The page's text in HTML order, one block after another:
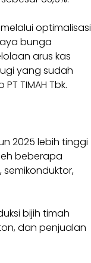
optimalisasi
bunga
arus kas
yang sudah
TIMAH Tbk.
2025 lebih tinggi
beberapa
bijih timah
dan penjualan